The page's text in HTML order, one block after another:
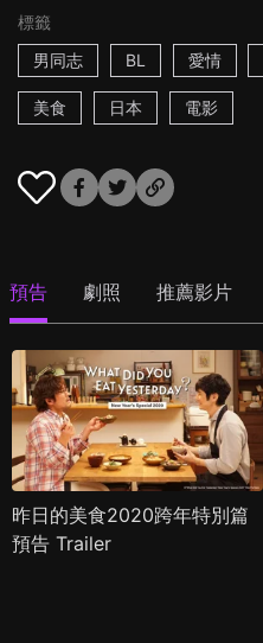
標籤
男同志
BL 愛情
美食 日本 電影
預告 劇照 推薦影片
昨日的美食2020跨年特別篇
預告 Trailer